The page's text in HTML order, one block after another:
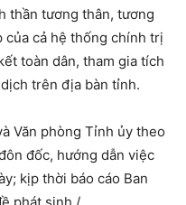
thần tương thân, tương
của cả hệ thống chính trị
toàn dân, tham gia tích
trên địa bàn tỉnh.
Văn phòng Tỉnh ủy theo
đốc, hướng dẫn việc
kịp thời báo cáo Ban
phát sinh./.